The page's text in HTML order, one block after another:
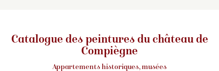
Catalogue des peintures du château de
Compiègne
Appartements historiques, musées